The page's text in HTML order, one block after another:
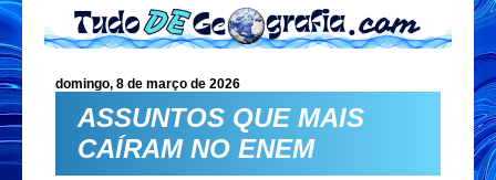
domingo, 8 de março de 2026
ASSUNTOS QUE MAIS
CAÍRAM NO ENEM